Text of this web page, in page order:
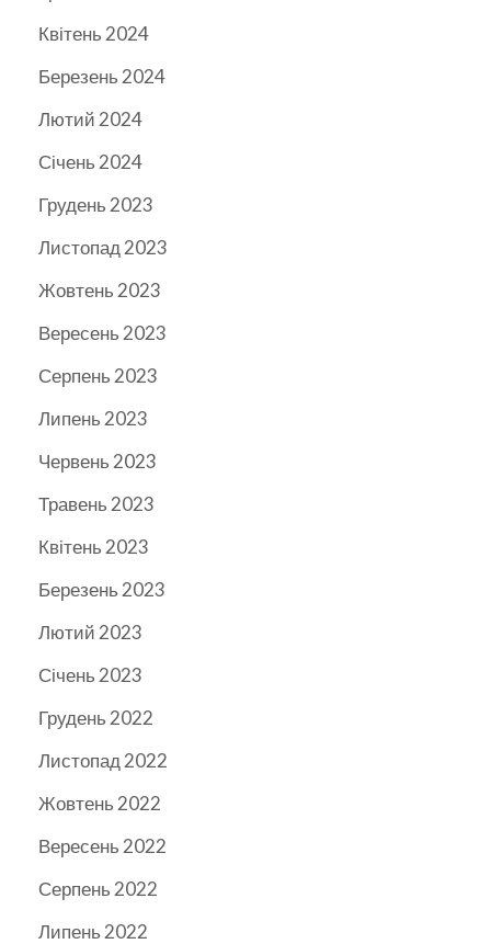
Квітень 2024
Березень 2024
Лютий 2024
Січень 2024
Грудень 2023
Листопад 2023
Жовтень 2023
Вересень 2023
Серпень 2023
Липень 2023
Червень 2023
Травень 2023
Квітень 2023
Березень 2023
Лютий 2023
Січень 2023
Грудень 2022
Листопад 2022
Жовтень 2022
Вересень 2022
Серпень 2022
Липень 2022